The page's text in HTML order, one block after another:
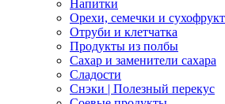
Напитки
Орехи, семечки и
Отруби и клетчатка
Продукты из полбы
Сахар и заменители сахара
Сладости
Снэки | Полезный перекус